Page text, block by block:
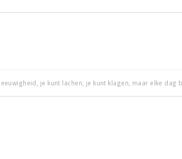
je kunt lachen, je kunt klagen, maar elke dag